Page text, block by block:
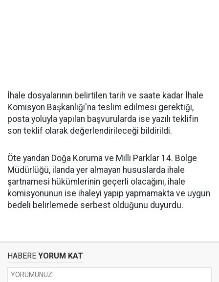
İhale dosyalarının belirtilen tarih ve saate kadar İhale
Komisyon Başkanlığı'na teslim edilmesi gerektiği,
posta yoluyla yapılan başvurularda ise yazılı teklifin
son teklif olarak değerlendirileceği bildirildi.
Öte yandan Doğa Koruma ve Milli Parklar 14. Bölge
Müdürlüğü, ilanda yer almayan hususlarda ihale
şartnamesi hükümlerinin geçerli olacağını, ihale
komisyonunun ise ihaleyi yapıp yapmamakta ve uygun
bedeli belirlemede serbest olduğunu duyurdu.
HABERE YORUM KAT